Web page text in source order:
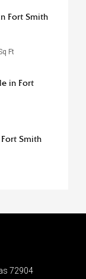
Fort Smith
Ft
in Fort
Smith
72904